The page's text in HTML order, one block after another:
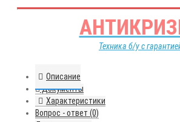
Техника б/у с
Описание
Документы
Характеристики
Вопрос - ответ (0)